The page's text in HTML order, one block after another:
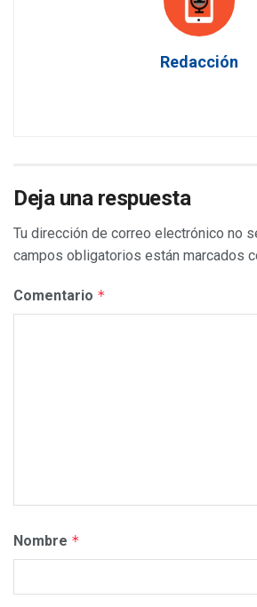
Redacción
Deja una respuesta
Tu dirección de correo electrónico no
campos obligatorios están marcados
Comentario *
Nombre *